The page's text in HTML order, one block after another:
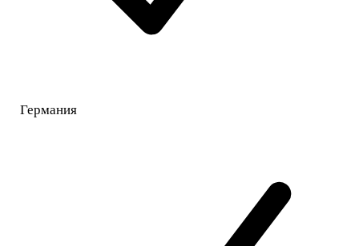
Германия